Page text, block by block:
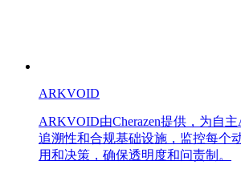
ARKVOID
ARKVOID由Cherazen提供，为自
追溯性和合规基础设施，监控每个
用和决策，确保透明度和问责制。